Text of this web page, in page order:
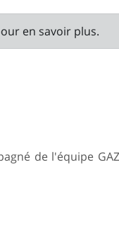
en savoir plus.
de l'équipe